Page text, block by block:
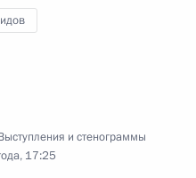
и стенограммы
17:25